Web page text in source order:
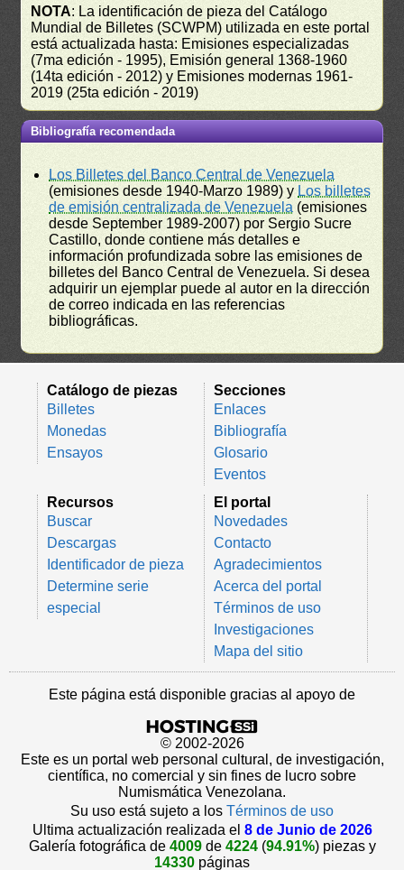
NOTA: La identificación de pieza del Catálogo
Mundial de Billetes (SCWPM) utilizada en este portal
está actualizada hasta: Emisiones especializadas
(7ma edición - 1995), Emisión general 1368-1960
(14ta edición - 2012) y Emisiones modernas 1961-
2019 (25ta edición - 2019)
Bibliografía recomendada
Los Billetes del Banco Central de Venezuela
(emisiones desde 1940-Marzo 1989) y Los billetes
de emisión centralizada de Venezuela (emisiones
desde September 1989-2007) por Sergio Sucre
Castillo, donde contiene más detalles e
información profundizada sobre las emisiones de
billetes del Banco Central de Venezuela. Si desea
adquirir un ejemplar puede al autor en la dirección
de correo indicada en las referencias
bibliográficas.
Catálogo de piezas
Billetes
Monedas
Ensayos
Secciones
Enlaces
Bibliografía
Glosario
Eventos
Recursos
Buscar
Descargas
Identificador de pieza
Determine serie
especial
El portal
Novedades
Contacto
Agradecimientos
Acerca del portal
Términos de uso
Investigaciones
Mapa del sitio
Este página está disponible gracias al apoyo de
© 2002-2026
Este es un portal web personal cultural, de investigación,
científica, no comercial y sin fines de lucro sobre
Numismática Venezolana.
Su uso está sujeto a los Términos de uso
Ultima actualización realizada el 8 de Junio de 2026
Galería fotográfica de 4009de 4224(94.91%) piezas y
14330 páginas